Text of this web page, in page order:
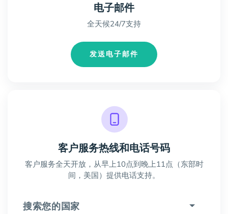
电子邮件
全天候24/7支持
发送电子邮件
客户服务热线和电话号码
客户服务全天开放，从早上10点到晚上11点（东部时
间，美国）提供电话支持。
搜索您的国家